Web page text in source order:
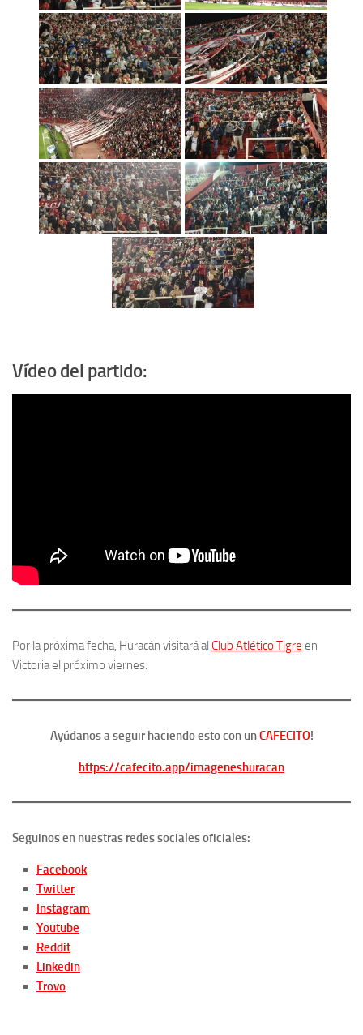
Vídeo del partido:
Por la próxima fecha, Huracán visitará al Club Atlético Tigre en
Victoria el próximo viernes.
Ayúdanos a seguir haciendo esto con unCAFECITO!
https://cafecito.app/imageneshuracan
Seguinos en nuestras redes sociales oficiales:
Facebook
Twitter
Instagram
Youtube
Reddit
Linkedin
Trovo